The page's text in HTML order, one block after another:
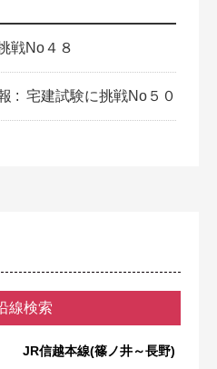
線検索
JR信越本線(篠ノ井～長野)
戦No４８
: 宅建試験に挑戦No５０